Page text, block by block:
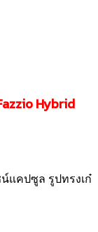
Hybrid
แคปซูล รูปทรงเก๋